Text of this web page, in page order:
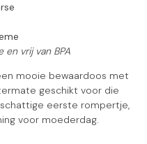
en vrij van BPA
mooie bewaardoos met
geschikt voor die
eerste rompertje,
voor moederdag.